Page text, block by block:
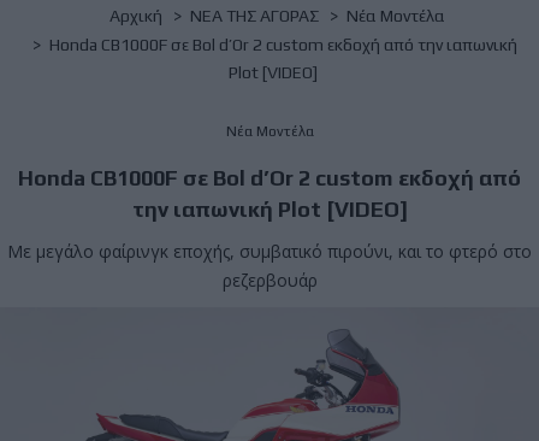
Breadcrumb
Αρχική NΕΑ ΤΗΣ ΑΓΟΡΑΣ
Νέα Μοντέλα
Honda CB1000F σε Bol d’Or 2 custom εκδοχή από την ιαπωνική
Plot [VIDEO]
Νέα Μοντέλα
Honda CB1000F σε Bol d’Or 2 custom εκδοχή από
την ιαπωνική Plot [VIDEO]
Με μεγάλο φαίρινγκ εποχής, συμβατικό πιρούνι, και το φτερό στο
ρεζερβουάρ